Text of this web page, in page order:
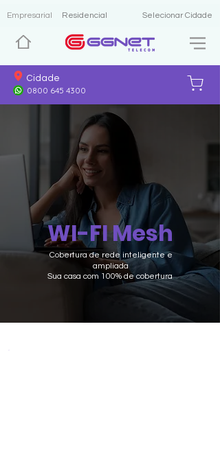
Empresarial Residencial Selecionar Cidade
Cidade
0800 645 4300
WI-FI Mesh
Cobertura de rede inteligente e
ampliada
Sua casa com 100% de cobertura